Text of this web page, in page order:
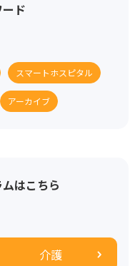
ド
スマートホスピタル
アーカイブ
はこちら
介護